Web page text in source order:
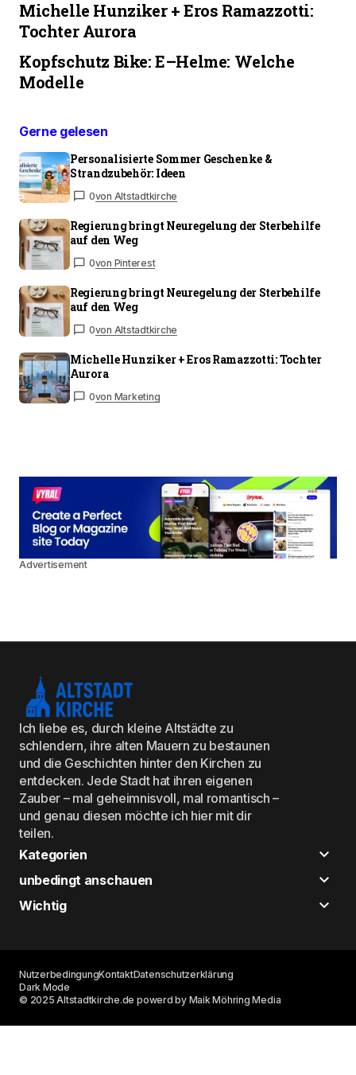
Michelle Hunziker + Eros Ramazzotti:
Tochter Aurora
Kopfschutz Bike: E–Helme: Welche
Modelle
Gerne gelesen
Personalisierte Sommer Geschenke &
Strandzubehör: Ideen
0von Altstadtkirche
Regierung bringt Neuregelung der Sterbehilfe
auf den Weg
0von Pinterest
Regierung bringt Neuregelung der Sterbehilfe
auf den Weg
0von Altstadtkirche
Michelle Hunziker + Eros Ramazzotti: Tochter
Aurora
0von Marketing
Advertisement
Ich liebe es, durch kleine Altstädte zu
schlendern, ihre alten Mauern zu bestaunen
und die Geschichten hinter den Kirchen zu
entdecken. Jede Stadt hat ihren eigenen
Zauber – mal geheimnisvoll, mal romantisch –
und genau diesen möchte ich hier mit dir
teilen.
Kategorien
unbedingt anschauen
Wichtig
© 2025 Altstadtkirche.de powerd by Maik Möhring Media
NutzerbedingungKontaktDatenschutzerklärung
Dark Mode